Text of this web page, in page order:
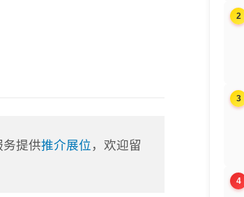
务提供推介展位 ，欢迎留
2
3
4